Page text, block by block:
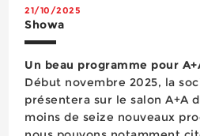
21/10/2025
Showa
Un beau programme pour
Début novembre 2025, la
présentera sur le salon A+A
moins de seize nouveaux